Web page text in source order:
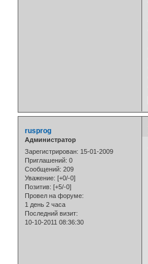
rusprog
Администратор
Зарегистрирован: 15-01-2009
Приглашений: 0
Сообщений: 209
Уважение: [+0/-0]
Позитив: [+5/-0]
Провел на форуме:
1 день 2 часа
Последний визит:
10-10-2011 08:36:30